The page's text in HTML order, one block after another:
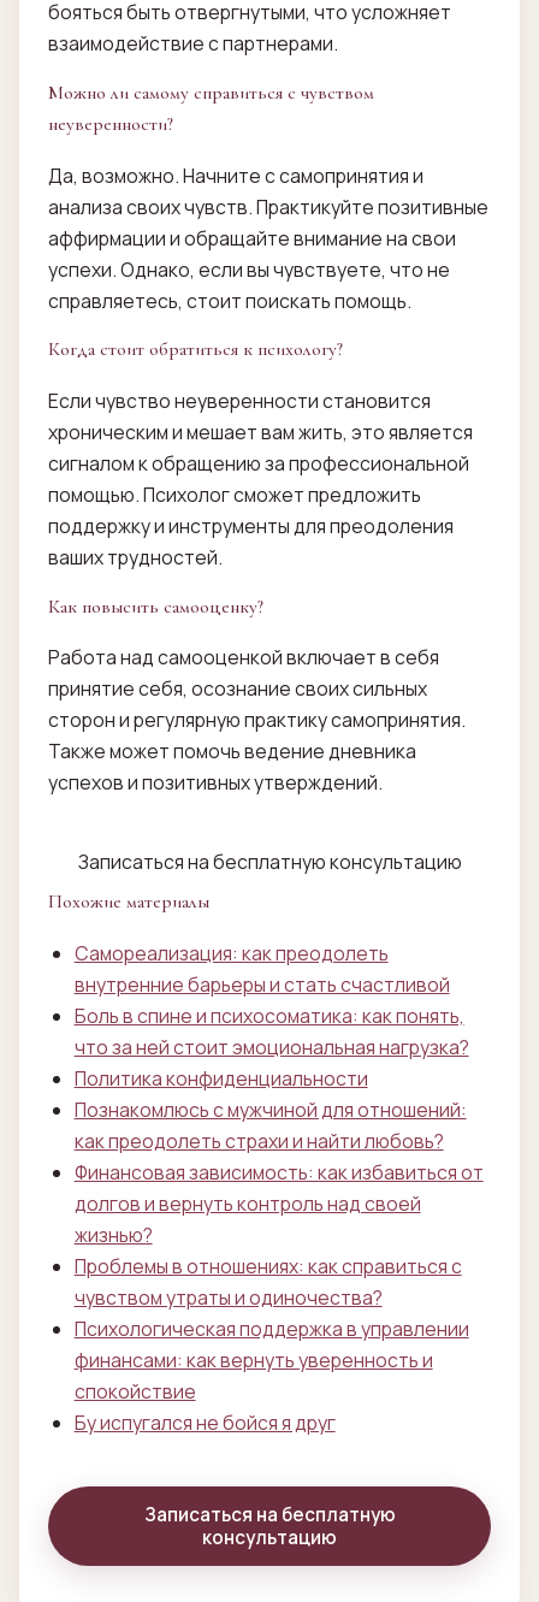
бояться быть отвергнутыми, что усложняет
взаимодействие с партнерами.
Можно ли самому справиться с чувством
неуверенности?
Да, возможно. Начните с самопринятия и
анализа своих чувств. Практикуйте позитивные
аффирмации и обращайте внимание на свои
успехи. Однако, если вы чувствуете, что не
справляетесь, стоит поискать помощь.
Когда стоит обратиться к психологу?
Если чувство неуверенности становится
хроническим и мешает вам жить, это является
сигналом к обращению за профессиональной
помощью. Психолог сможет предложить
поддержку и инструменты для преодоления
ваших трудностей.
Как повысить самооценку?
Работа над самооценкой включает в себя
принятие себя, осознание своих сильных
сторон и регулярную практику самопринятия.
Также может помочь ведение дневника
успехов и позитивных утверждений.
Записаться на бесплатную консультацию
Похожие материалы
Самореализация: как преодолеть
внутренние барьеры и стать счастливой
Боль в спине и психосоматика: как понять,
что за ней стоит эмоциональная нагрузка?
Политика конфиденциальности
Познакомлюсь с мужчиной для отношений:
как преодолеть страхи и найти любовь?
Финансовая зависимость: как избавиться от
долгов и вернуть контроль над своей
жизнью?
Проблемы в отношениях: как справиться с
чувством утраты и одиночества?
Психологическая поддержка в управлении
финансами: как вернуть уверенность и
спокойствие
Бу испугался не бойся я друг
Записаться на бесплатную
консультацию